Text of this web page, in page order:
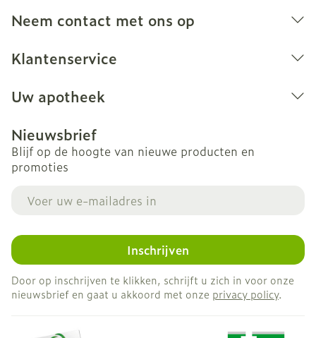
Neem contact met ons op
Klantenservice
Uw apotheek
Nieuwsbrief
Blijf op de hoogte van nieuwe producten en
promoties
Inschrijven
Door op inschrijven te klikken, schrijft u zich in voor onze
nieuwsbrief en gaat u akkoord met onze privacy policy.